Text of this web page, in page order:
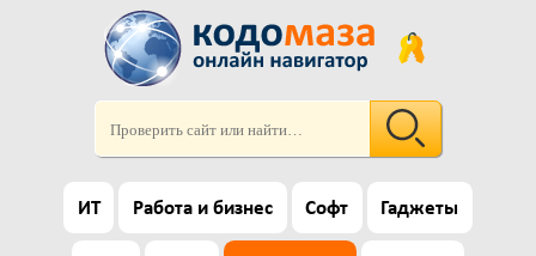
ИТ Работа и бизнес Софт Гаджеты